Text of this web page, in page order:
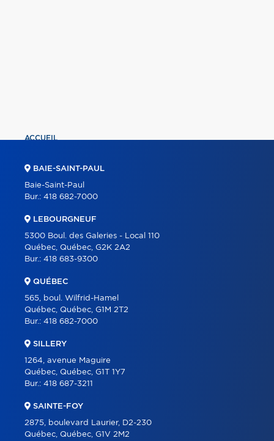
ACCUEIL
À PROPOS
OUTILS
CARRIÈRE
BLOGUE
CONTACT
BAIE-SAINT-PAUL
Baie-Saint-Paul
Bur.: 418 682-7000
LEBOURGNEUF
5300 Boul. des Galeries - Local 110
Québec, Québec, G2K 2A2
Bur.: 418 683-9300
QUÉBEC
565, boul. Wilfrid-Hamel
Québec, Québec, G1M 2T2
Bur.: 418 682-7000
SILLERY
1264, avenue Maguire
Québec, Québec, G1T 1Y7
Bur.: 418 687-3211
SAINTE-FOY
2875, boulevard Laurier, D2-230
Québec, Québec, G1V 2M2